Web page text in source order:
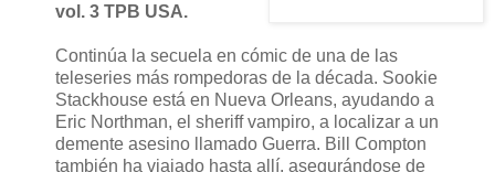
vol. 3 TPB USA.
Continúa la secuela en cómic de una de las
teleseries más rompedoras de la década. Sookie
Stackhouse está en Nueva Orleans, ayudando a
Eric Northman, el sheriff vampiro, a localizar a un
demente asesino llamado Guerra. Bill Compton
también ha viajado hasta allí, asegurándose de